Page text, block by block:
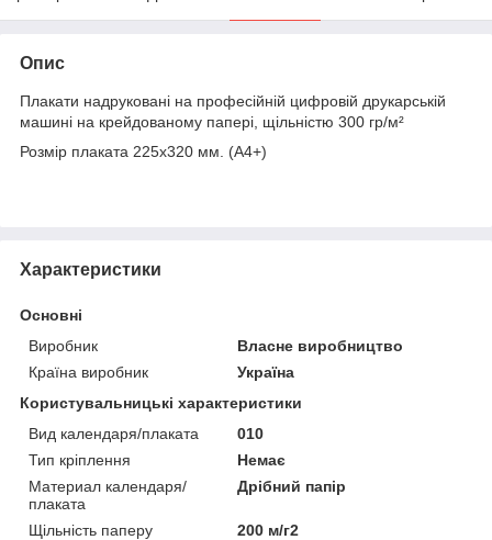
Опис
Плакати надруковані на професійній цифровій друкарській
машині на крейдованому папері, щільністю 300 гр/м²
Розмір плаката 225х320 мм. (А4+)
Характеристики
Основні
Виробник
Власне виробництво
Країна виробник
Україна
Користувальницькі характеристики
Вид календаря/плаката
010
Тип кріплення
Немає
Материал календаря/
плаката
Дрібний папір
Щільність паперу
200 м/г2